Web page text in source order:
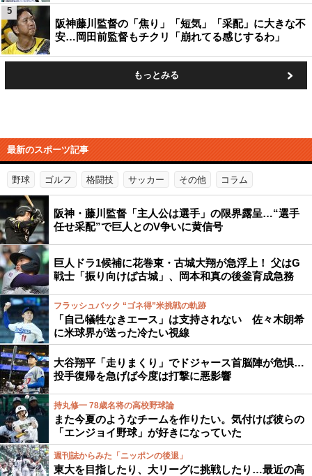
阪神藤川監督の「焦り」「短気」「采配」に大きな不
安…岡田前監督もチクリ「崩れてる感じするわ」
5
もっとみる
最新のスポーツ記事
野球 ゴルフ 格闘技 サッカー その他 コラム
阪神・藤川監督「主人公は選手」の限界露呈…“選手
任せ采配”で巨人とのV争いに黄信号
巨人ドラ1候補に花巻東・古城大翔が急浮上！ 父はG
戦士「振り向けば古城」、岡本和真の後釜育成急務
フラッシュバック “ゴネ得”米挑戦の軌跡
「自己犠牲なきエース」は支持されない 佐々木朗希
に米球界が送った冷たい視線
大谷翔平「走りまくり」でドジャース首脳陣が危惧…
投手復帰を急げば今度は打撃に悪影響
持丸修一 78歳名将の高校野球論
また今夏のようなチームを作りたい。気付けば彼らの
「エンジョイ野球」が好きになっていた
週刊誌からみた「ニッポンの後退」
東大を目指したり、大リーグに挑戦したり…最近の高